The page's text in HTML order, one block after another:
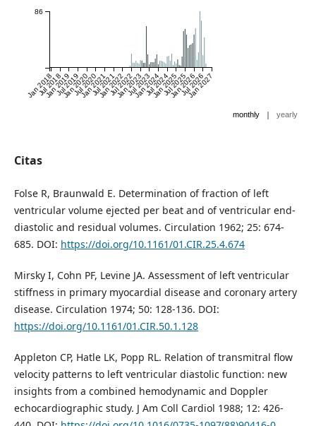
Jan 2018
Jul 2018
Jan 2019
Jul 2019
Jan 2020
Jul 2020
Jan 2021
Jul 2021
Jan 2022
Jul 2022
Jan 2023
Jul 2023
Jan 2024
Jul 2024
Jan 2025
Jul 2025
Jan 2026
Jul 2026
Jan 2027
86
monthly | yearly
Citas
Folse R, Braunwald E. Determination of fraction of left
ventricular volume ejected per beat and of ventricular end-
diastolic and residual volumes. Circulation 1962; 25: 674-
685. DOI: https://doi.org/10.1161/01.CIR.25.4.674
Mirsky I, Cohn PF, Levine JA. Assessment of left ventricular
stiffness in primary myocardial disease and coronary artery
disease. Circulation 1974; 50: 128-136. DOI:
https://doi.org/10.1161/01.CIR.50.1.128
Appleton CP, Hatle LK, Popp RL. Relation of transmitral flow
velocity patterns to left ventricular diastolic function: new
insights from a combined hemodynamic and Doppler
echocardiographic study. J Am Coll Cardiol 1988; 12: 426-